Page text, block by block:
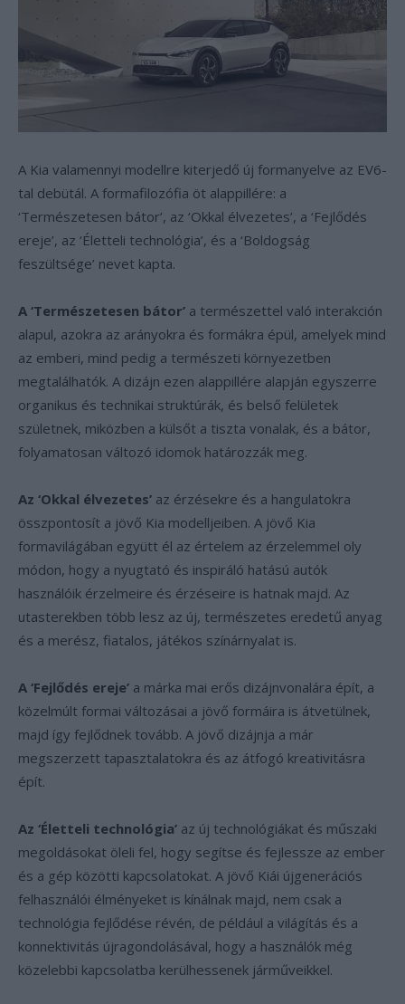
A Kia valamennyi modellre kiterjedő új formanyelve az EV6-
tal debütál. A formafilozófia öt alappillére: a
‘Természetesen bátor’, az ‘Okkal élvezetes’, a ‘Fejlődés
ereje’, az ‘Életteli technológia’, és a ‘Boldogság
feszültsége’ nevet kapta.
A ‘Természetesen bátor’ a természettel való interakción
alapul, azokra az arányokra és formákra épül, amelyek mind
az emberi, mind pedig a természeti környezetben
megtalálhatók. A dizájn ezen alappillére alapján egyszerre
organikus és technikai struktúrák, és belső felületek
születnek, miközben a külsőt a tiszta vonalak, és a bátor,
folyamatosan változó idomok határozzák meg.
Az ‘Okkal élvezetes’ az érzésekre és a hangulatokra
összpontosít a jövő Kia modelljeiben. A jövő Kia
formavilágában együtt él az értelem az érzelemmel oly
módon, hogy a nyugtató és inspiráló hatású autók
használóik érzelmeire és érzéseire is hatnak majd. Az
utasterekben több lesz az új, természetes eredetű anyag
és a merész, fiatalos, játékos színárnyalat is.
A ‘Fejlődés ereje’ a márka mai erős dizájnvonalára épít, a
közelmúlt formai változásai a jövő formáira is átvetülnek,
majd így fejlődnek tovább. A jövő dizájnja a már
megszerzett tapasztalatokra és az átfogó kreativitásra
épít.
Az ‘Életteli technológia’ az új technológiákat és műszaki
megoldásokat öleli fel, hogy segítse és fejlessze az ember
és a gép közötti kapcsolatokat. A jövő Kiái újgenerációs
felhasználói élményeket is kínálnak majd, nem csak a
technológia fejlődése révén, de például a világítás és a
konnektivitás újragondolásával, hogy a használók még
közelebbi kapcsolatba kerülhessenek járműveikkel.